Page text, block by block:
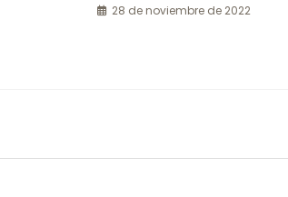
28 de noviembre de 2022